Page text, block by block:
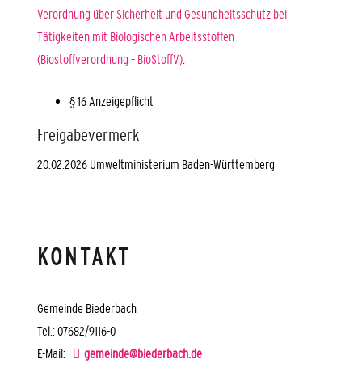
Verordnung über Sicherheit und Gesundheitsschutz bei
Tätigkeiten mit Biologischen Arbeitsstoffen
(Biostoffverordnung – BioStoffV):
§ 16 Anzeigepflicht
Freigabevermerk
20.02.2026 Umweltministerium Baden-Württemberg
KONTAKT
Gemeinde Biederbach
Tel.: 07682/9116-0
E-Mail:
gemeinde@biederbach.de